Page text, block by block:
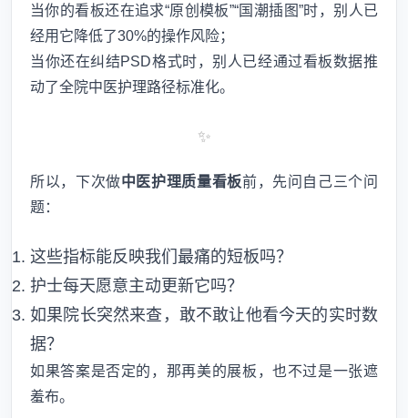
当你的看板还在追求“原创模板”“国潮插图”时，别人已
经用它降低了30%的操作风险；
当你还在纠结PSD格式时，别人已经通过看板数据推
动了全院中医护理路径标准化。
✨
所以，下次做中医护理质量看板前，先问自己三个问
题：
这些指标能反映我们最痛的短板吗？
护士每天愿意主动更新它吗？
如果院长突然来查，敢不敢让他看今天的实时数
据？
如果答案是否定的，那再美的展板，也不过是一张遮
羞布。